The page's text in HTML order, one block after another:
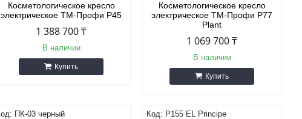
Косметологическое кресло
электрическое ТМ-Профи Р45
1 388 700 ₸
В наличии
Купить
Косметологическое кресло
электрическое ТМ-Профи P77
Plant
1 069 700 ₸
В наличии
Купить
ПК-03 черный P155 EL Principe